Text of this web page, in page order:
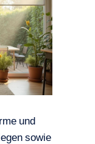
und
sowie